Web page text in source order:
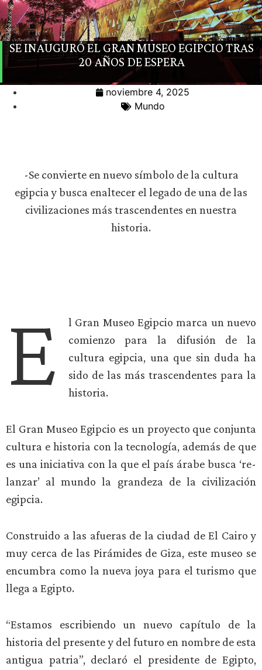
SE INAUGURÓ EL GRAN MUSEO EGIPCIO TRAS
20 AÑOS DE ESPERA
noviembre 4, 2025
Mundo
-Se convierte en nuevo símbolo de la cultura
egipcia y busca enaltecer el legado de una de las
civilizaciones más trascendentes en nuestra
historia.
E
l Gran Museo Egipcio marca un nuevo
comienzo para la difusión de la
cultura egipcia, una que sin duda ha
sido de las más trascendentes para la
historia.
El Gran Museo Egipcio es un proyecto que conjunta
cultura e historia con la tecnología, además de que
es una iniciativa con la que el país árabe busca ‘re-
lanzar’ al mundo la grandeza de la civilización
egipcia.
Construido a las afueras de la ciudad de El Cairo y
muy cerca de las Pirámides de Giza, este museo se
encumbra como la nueva joya para el turismo que
llega a Egipto.
“Estamos escribiendo un nuevo capítulo de la
historia del presente y del futuro en nombre de esta
antigua patria”, declaró el presidente de Egipto,